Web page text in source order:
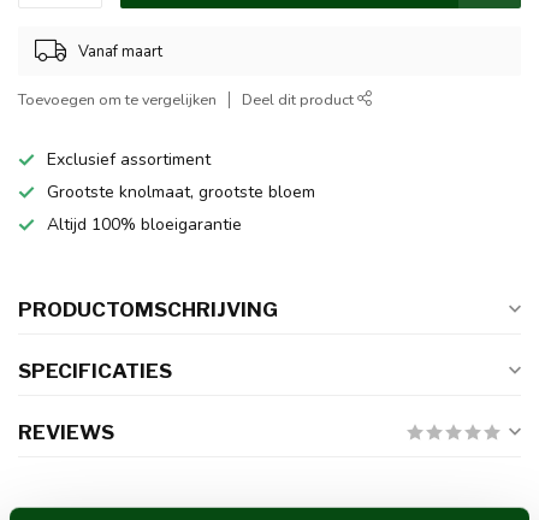
Vanaf maart
Toevoegen om te vergelijken Deel dit product
Exclusief assortiment
Grootste knolmaat, grootste bloem
Altijd 100% bloeigarantie
PRODUCTOMSCHRIJVING
SPECIFICATIES
REVIEWS